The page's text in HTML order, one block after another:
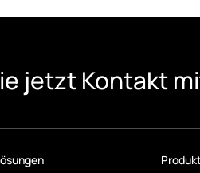
jetzt Kontakt